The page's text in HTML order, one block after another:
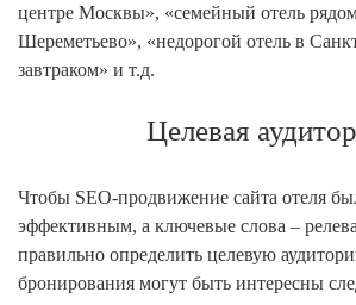
центре Москвы», «семейный отель
Шереметьево», «недорогой отель в
завтраком» и т.д.
Целевая
Чтобы SEO-продвижение сайта отеля
эффективным, а ключевые слова –
правильно определить целевую
бронирования могут быть интересны